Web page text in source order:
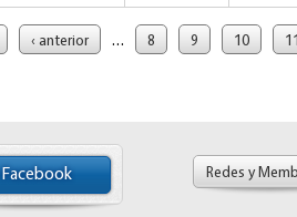
‹ anterior … 8 9 10
Facebook Redes y